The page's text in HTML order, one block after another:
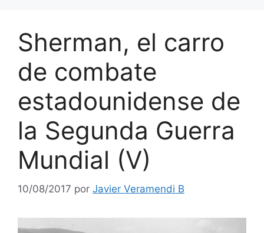
Sherman, el carro
de combate
estadounidense de
la Segunda Guerra
Mundial (V)
10/08/2017 por Javier Veramendi B